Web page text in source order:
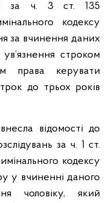
за ч. 3 ст. 135
кодексу
за вчинення даних
строком
права керувати
до трьох років
відомості до
за ч. 1 ст.
кодексу
у вчиненні даного
чоловіку, який